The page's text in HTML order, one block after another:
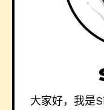
大家好，我是